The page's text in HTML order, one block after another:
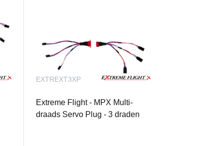
EXTREXT3XP
Extreme Flight - MPX Multi-
draads Servo Plug - 3 draden